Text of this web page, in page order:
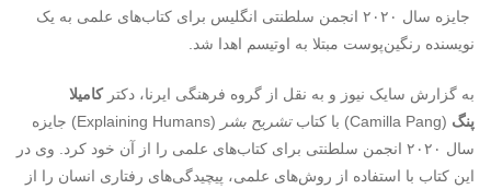
جایزه سال ۲۰۲۰ انجمن سلطنتی انگلیس برای کتاب‌های علمی به یک
نویسنده رنگین‌پوست مبتلا به اوتیسم اهدا شد.
به گزارش سایک نیوز و به نقل از گروه فرهنگی ایرنا، دکتر کامیلا
پنگ (Camilla Pang) با کتاب تشریح بشر
(Explaining Humans) جایزه
سال ۲۰۲۰ انجمن سلطنتی برای کتاب‌های علمی را از آن خود کرد. وی در
این کتاب با استفاده از روش‌های علمی، پیچیدگی‌های رفتاری انسان را از